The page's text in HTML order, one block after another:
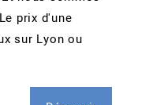
prix d'une
sur Lyon ou